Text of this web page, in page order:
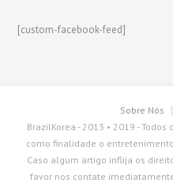
[custom-facebook-feed]
Sobre Nós
BrazilKorea - 2013 • 2019 -
como finalidade o
Caso algum artigo inflija os
favor nos contate